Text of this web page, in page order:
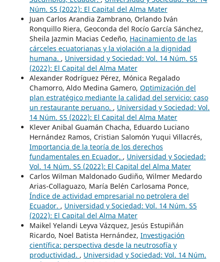
Núm. S5 (2022): El Capital del Alma Mater
Juan Carlos Arandia Zambrano, Orlando Iván
Ronquillo Riera, Geoconda del Rocío García Sánchez,
Sheila Jazmin Macias Cedeño, Hacinamiento de las
cárceles ecuatorianas y la violación a la dignidad
humana. , Universidad y Sociedad: Vol. 14 Núm. S5
(2022): El Capital del Alma Mater
Alexander Rodríguez Pérez, Mónica Regalado
Chamorro, Aldo Medina Gamero, Optimización del
plan estratégico mediante la calidad del servicio: caso
un restaurante peruano. , Universidad y Sociedad: Vol.
14 Núm. S5 (2022): El Capital del Alma Mater
Klever Anibal Guamán Chacha, Eduardo Luciano
Hernández Ramos, Cristian Salomón Yuqui Villacrés,
Importancia de la teoría de los derechos
fundamentales en Ecuador. , Universidad y Sociedad:
Vol. 14 Núm. S5 (2022): El Capital del Alma Mater
Carlos Wilman Maldonado Gudiño, Wilmer Medardo
Arias-Collaguazo, María Belén Carlosama Ponce,
Índice de actividad empresarial no petrolera del
Ecuador. , Universidad y Sociedad: Vol. 14 Núm. S5
(2022): El Capital del Alma Mater
Maikel Yelandi Leyva Vázquez, Jesús Estupiñán
Ricardo, Noel Batista Hernández, Investigación
científica: perspectiva desde la neutrosofía y
productividad. , Universidad y Sociedad: Vol. 14 Núm.